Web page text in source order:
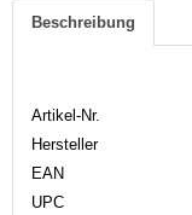
Beschreibung
Artikel-Nr.
Hersteller
EAN
UPC